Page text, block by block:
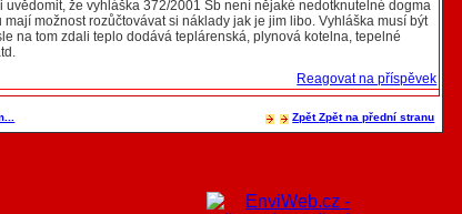
uvědomit, že vyhláška 372/2001 Sb není nějaké nedotknutelné dogma
možnost rozůčtovávat si náklady jak je jim libo. Vyhláška musí být
na tom zdali teplo dodává teplárenská, plynová kotelna, tepelné
Reagovat na příspěvek
ZpětZpět na přední stranu